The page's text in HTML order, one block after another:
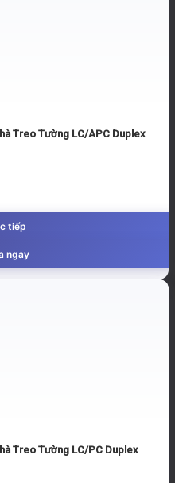
Treo Tường LC/APC Duplex
tiếp
ngay
Treo Tường LC/PC Duplex